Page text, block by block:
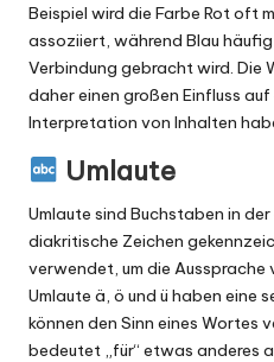
Beispiel wird die Farbe Rot oft
assoziiert, während Blau häufig
Verbindung gebracht wird. Die
daher einen großen Einfluss
Interpretation von Inhalten
Umlaute
Umlaute sind Buchstaben in
diakritische Zeichen
verwendet, um die Aussprache
Umlaute ä, ö und ü haben eine
können den Sinn eines Wortes
bedeutet „für“ etwas anderes